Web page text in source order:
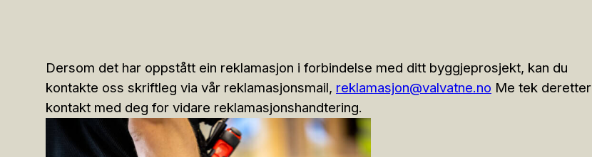
Dersom det har oppstått ein reklamasjon i forbindelse med ditt byggjeprosjekt, kan du
kontakte oss skriftleg via vår reklamasjonsmail, reklamasjon@valvatne.no Me tek deretter
kontakt med deg for vidare reklamasjonshandtering.